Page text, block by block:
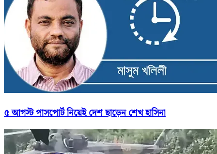
৫ আগস্ট পাসপোর্ট নিয়েই দেশ ছাড়েন শেখ হাসিনা